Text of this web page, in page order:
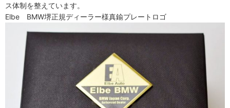
ス体制を整えています。
Elbe BMW堺正規ディーラー様真鍮プレートロゴ